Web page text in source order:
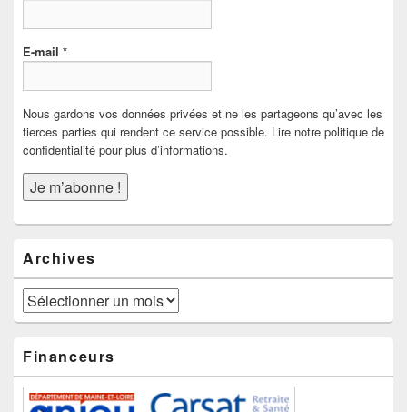
E-mail *
Nous gardons vos données privées et ne les partageons qu’avec les
tierces parties qui rendent ce service possible. Lire notre politique de
confidentialité pour plus d’informations.
Archives
Archives
Financeurs